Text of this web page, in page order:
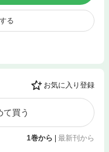
る
お気に入り登録
て買う
1巻から 最新刊から